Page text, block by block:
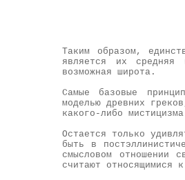
Таким образом,
является их средняя
возможная широта.
Самые базовые
моделью древних
какого-либо
Остается только
быть в
смысловом отношении
считают относящимися